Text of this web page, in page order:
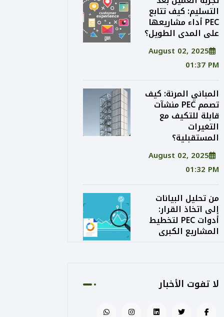
التسليم: كيف تتابع
PEC أداء مشاريعها
على المدى الطويل؟
August 02, 2025
01:37 PM
المباني المرنة: كيف
تصمم PEC منشآت
قابلة للتكيف مع
التغيرات
المستقبلية؟
August 02, 2025
01:32 PM
من تحليل البيانات
إلى اتخاذ القرار:
أدوات PEC لتخطيط
المشاريع الكبرى
الاستدامة الاقتصادية
توازن PEC بين
لا تفوت الأخبار